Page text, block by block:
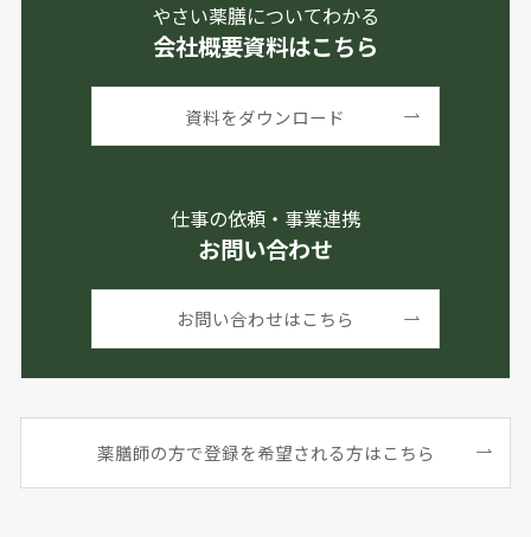
やさい薬膳についてわかる
会社概要資料はこちら
資料をダウンロード
仕事の依頼・事業連携
お問い合わせ
お問い合わせはこちら
薬膳師の方で登録を希望される方はこちら